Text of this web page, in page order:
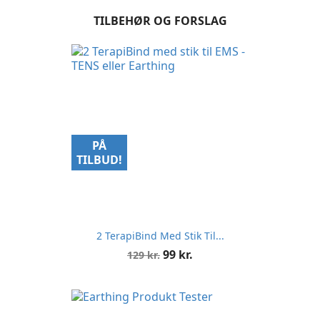
TILBEHØR OG FORSLAG
2 TerapiBind Med Stik Til...
Normalpris
129 kr. Pris
99 kr.
PÅ
TILBUD!